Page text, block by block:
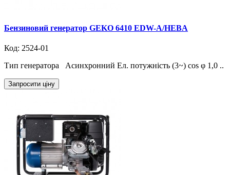
Бензиновий генератор GEKO 6410 EDW-A/HEBA
Код: 2524-01
Тип генератора Асинхронний Ел. потужність (3~) cos φ 1,0 ..
Запросити ціну